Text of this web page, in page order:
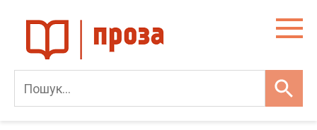
content